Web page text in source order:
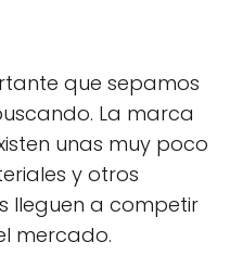
que sepamos
La marca
unas muy poco
y otros
lleguen a competir
mercado.